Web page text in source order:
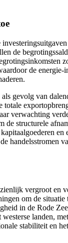
de
de
gevolg van
verwachting
structurele
vergroot en
om de
in de Rode
landen,
stabiliteit en